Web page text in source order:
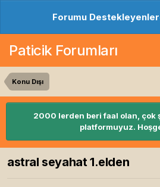
Forumu
Paticik Forumları
Konu Dışı
2000 lerden beri faal olan, çok
platformuyuz.
astral seyahat 1.elden